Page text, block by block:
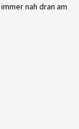
nah dran am